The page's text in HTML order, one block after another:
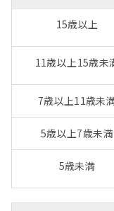
15歳以上
11歳以上15歳未
7歳以上11歳未
5歳以上7歳未満
5歳未満